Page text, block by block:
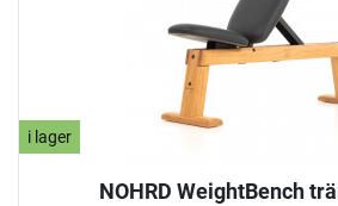
i lager
NOHRD WeightBench